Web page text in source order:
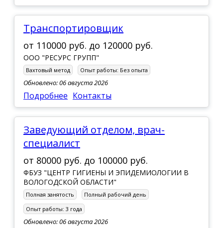
Транспортировщик
от 110000 руб. до 120000 руб.
ООО "РЕСУРС ГРУПП"
Вахтовый метод Опыт работы: Без опыта
Обновлено: 06 августа 2026
Подробнее Контакты
Заведующий отделом, врач-
специалист
от 80000 руб. до 100000 руб.
ФБУЗ "ЦЕНТР ГИГИЕНЫ И ЭПИДЕМИОЛОГИИ В
ВОЛОГОДСКОЙ ОБЛАСТИ"
Полная занятость
Полный рабочий день
Опыт работы: 3 года
Обновлено: 06 августа 2026